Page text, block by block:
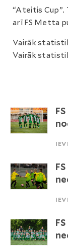
“Ateitis Cup”.
arī FS Metta
Vairāk
Vairāk